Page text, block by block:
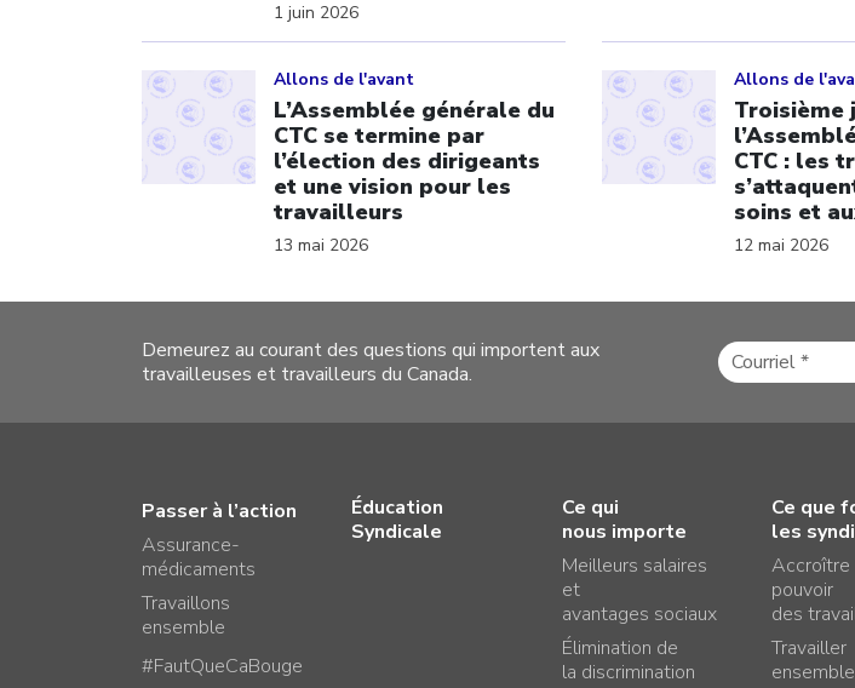
1 juin 2026
Allons de l'avant
L’Assemblée générale du
CTC se termine par
l’élection des dirigeants
et une vision pour les
travailleurs
13 mai 2026
Allons de
Troisième
CTC : les
soins et
12 mai 2026
Demeurez au courant des questions qui importent aux
travailleuses et travailleurs du Canada.
Passer à l’action
Assurance-
médicaments
Travaillons
ensemble
#FautQueCaBouge
Éducation
Syndicale
Ce qui
nous importe
Meilleurs salaires
et
avantages sociaux
Élimination de
la discrimination
Ce que
les
Accroître
pouvoir
des
Travailler
ensemble